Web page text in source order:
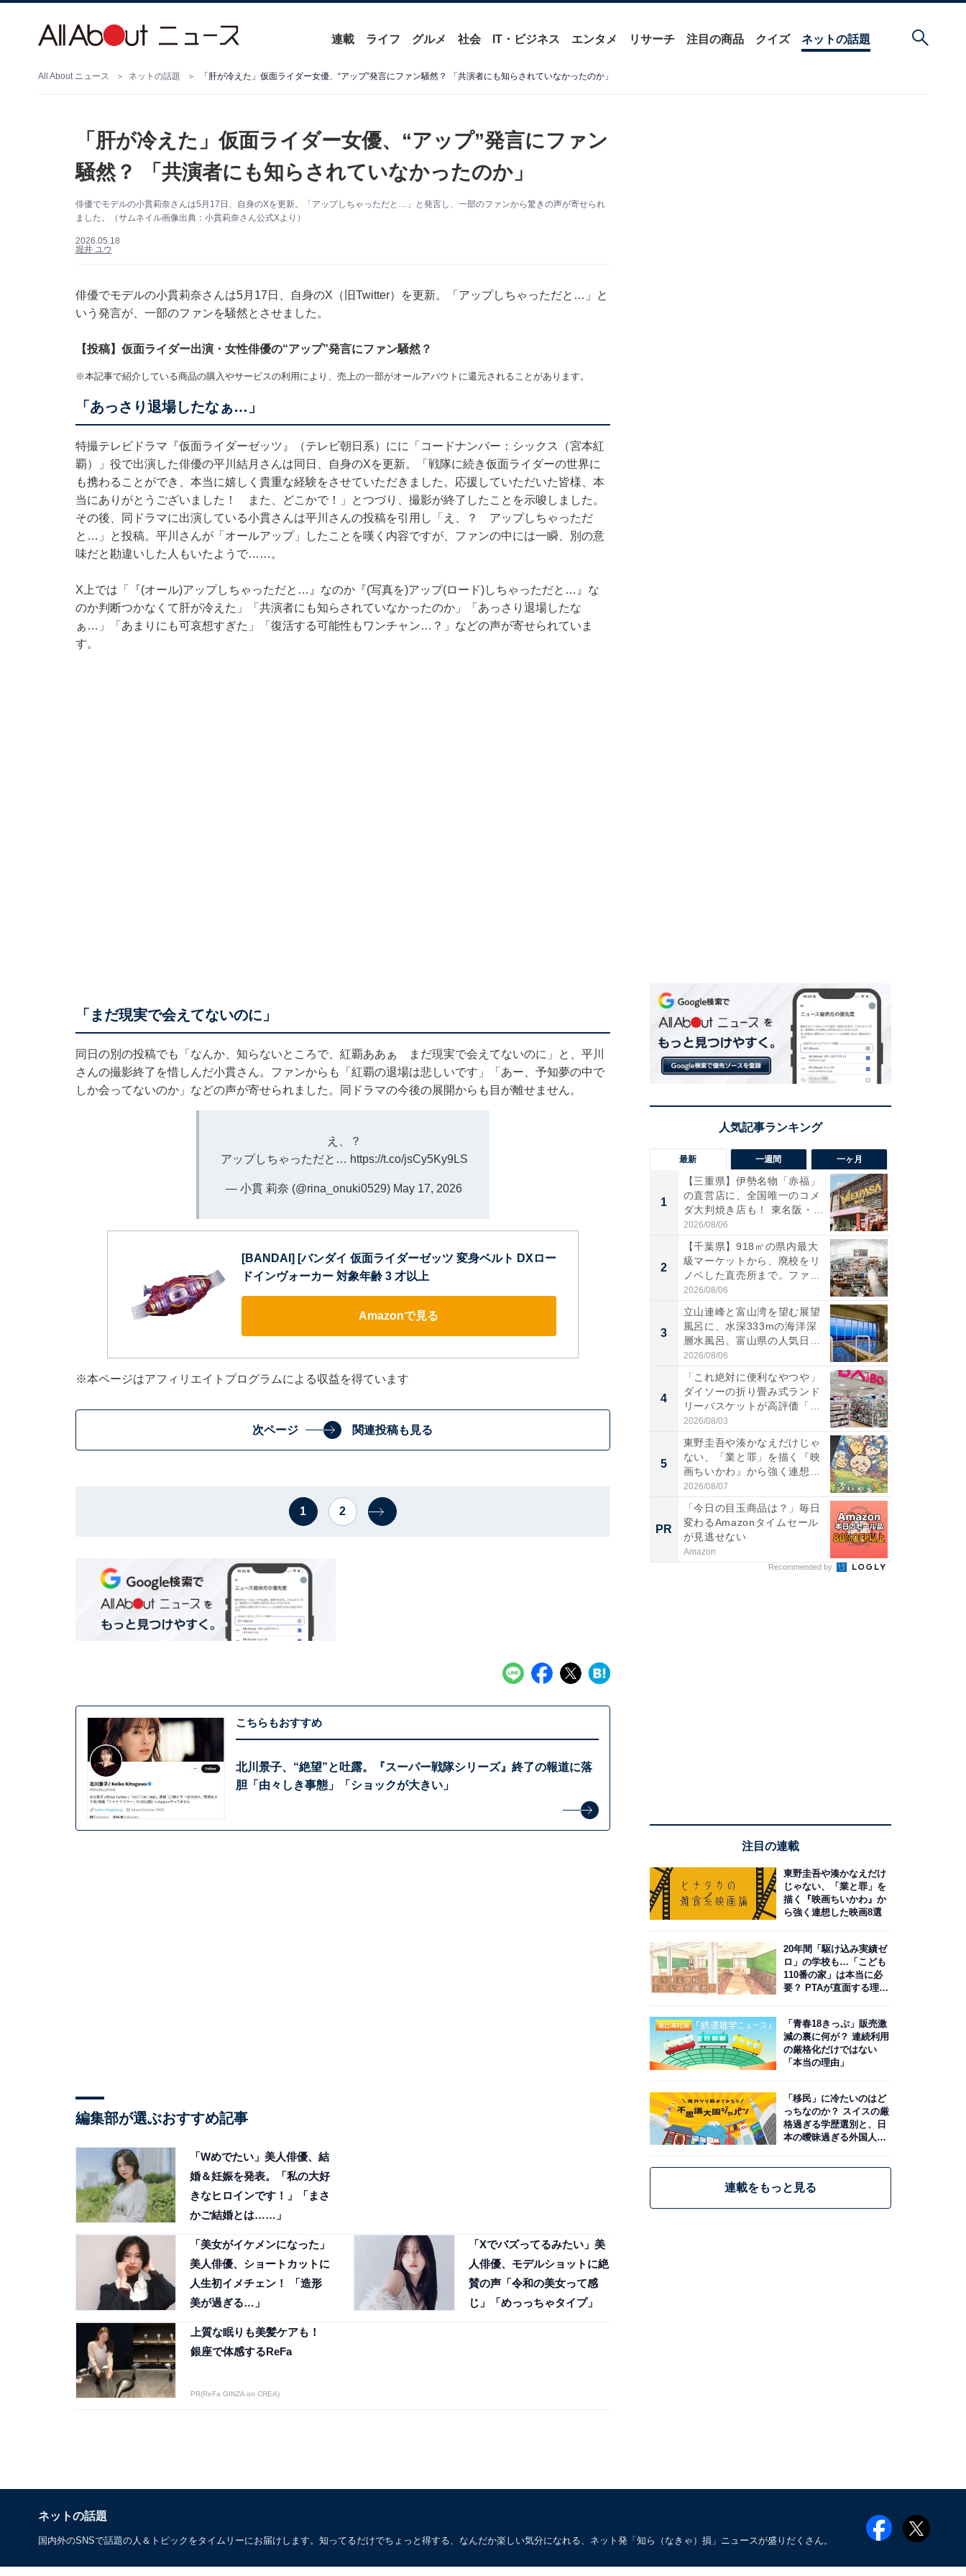
連載 ライフ グルメ 社会 IT・ビジネス エンタメ リサーチ 注目の商品 クイズ ネットの話題
All About ニュース ネットの話題 「肝が冷えた」仮面ライダー女優、“アップ”発言にファン騒然？ 「共演者にも知らされていなかったのか」
「肝が冷えた」仮面ライダー女優、“アップ”発言にファン
騒然？ 「共演者にも知らされていなかったのか」
俳優でモデルの小貫莉奈さんは5月17日、自身のXを更新。「アップしちゃっただと…」と発言し、一部のファンから驚きの声が寄せられ
ました。（サムネイル画像出典：小貫莉奈さん公式Xより）
2026.05.18
堀井 ユウ
俳優でモデルの小貫莉奈さんは5月17日、自身のX（旧Twitter）を更新。「アップしちゃっただと…」と
いう発言が、一部のファンを騒然とさせました。
【投稿】仮面ライダー出演・女性俳優の“アップ”発言にファン騒然？
※本記事で紹介している商品の購入やサービスの利用により、売上の一部がオールアバウトに還元されることがあります。
「あっさり退場したなぁ…」
特撮テレビドラマ『仮面ライダーゼッツ』（テレビ朝日系）にに「コードナンバー：シックス（宮本紅
覇）」役で出演した俳優の平川結月さんは同日、自身のXを更新。「戦隊に続き仮面ライダーの世界に
も携わることができ、本当に嬉しく貴重な経験をさせていただきました。応援していただいた皆様、本
当にありがとうございました！ また、どこかで！」とつづり、撮影が終了したことを示唆しました。
その後、同ドラマに出演している小貫さんは平川さんの投稿を引用し「え、？ アップしちゃっただ
と…」と投稿。平川さんが「オールアップ」したことを嘆く内容ですが、ファンの中には一瞬、別の意
味だと勘違いした人もいたようで……。
X上では「『(オール)アップしちゃっただと…』なのか『(写真を)アップ(ロード)しちゃっただと…』な
のか判断つかなくて肝が冷えた」「共演者にも知らされていなかったのか」「あっさり退場したな
ぁ…」「あまりにも可哀想すぎた」「復活する可能性もワンチャン…？」などの声が寄せられていま
す。
「まだ現実で会えてないのに」
同日の別の投稿でも「なんか、知らないところで、紅覇ああぁ まだ現実で会えてないのに」と、平川
さんの撮影終了を惜しんだ小貫さん。ファンからも「紅覇の退場は悲しいです」「あー、予知夢の中で
しか会ってないのか」などの声が寄せられました。同ドラマの今後の展開からも目が離せません。
え、？
アップしちゃっただと… https://t.co/jsCy5Ky9LS
— 小貫 莉奈 (@rina_onuki0529) May 17, 2026
[BANDAI] [バンダイ 仮面ライダーゼッツ 変身ベルト DXロー
ドインヴォーカー 対象年齢 3 才以上
Amazonで見る
※本ページはアフィリエイトプログラムによる収益を得ています
次ページ 関連投稿も見る
1 2
こちらもおすすめ
北川景子、“絶望”と吐露。『スーパー戦隊シリーズ』終了の報道に落
胆「由々しき事態」「ショックが大きい」
編集部が選ぶおすすめ記事
「Wめでたい」美人俳優、結
婚＆妊娠を発表。「私の大好
きなヒロインです！」「まさ
かご結婚とは……」
「美女がイケメンになった」
美人俳優、ショートカットに
人生初イメチェン！ 「造形
美が過ぎる…」
「Xでバズってるみたい」美
人俳優、モデルショットに絶
賛の声「令和の美女って感
じ」「めっっちゃタイプ」
上質な眠りも美髪ケアも！
銀座で体感するReFa
PR(ReFa GINZA on CREA)
最新 一週間 一ヶ月
1
【三重県】伊勢名物「赤福」
の直営店に、全国唯一のコメ
ダ大判焼き店も！ 東名阪・
伊...
2026/08/06
2
【千葉県】918㎡の県内最大
級マーケットから、廃校をリ
ノベした直売所まで。ファ
ー...
2026/08/06
3
立山連峰と富山湾を望む展望
風呂に、水深333mの海洋深
層水風呂。富山県の人気日
帰...
2026/08/06
4
「これ絶対に便利なやつや」
ダイソーの折り畳み式ランド
リーバスケットが高評価「使
わ...
2026/08/03
5
東野圭吾や湊かなえだけじゃ
ない、「業と罪」を描く『映
画ちいかわ』から強く連想し
た...
2026/08/07
PR
「今日の目玉商品は？」毎日
変わるAmazonタイムセール
が見逃せない
Amazon
Recommended by
注目の連載
東野圭吾や湊かなえだけ
じゃない、「業と罪」を
描く『映画ちいかわ』か
ら強く連想した映画8選
20年間「駆け込み実績ゼ
ロ」の学校も…「こども
110番の家」は本当に必
要？ PTAが直面する理想
「青春18きっぷ」販売激
減の裏に何が？ 連続利用
の厳格化だけではない
「本当の理由」
「移民」に冷たいのはど
っちなのか？ スイスの厳
格過ぎる学歴選別と、日
本の曖昧過ぎる外国人政
連載をもっと見る
ネットの話題
国内外のSNSで話題の人＆トピックをタイムリーにお届けします。知ってるだけでちょっと得する、なんだか楽しい気分になれる、ネット発「知ら（なきゃ）損」ニュースが盛りだくさん。